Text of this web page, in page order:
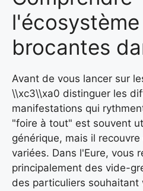
brocantes
Avant de vous lancer sur
\\xc3\\xa0 distinguer les
manifestations qui
"foire à tout" est souvent
générique, mais il
variées. Dans l'Eure, vous
principalement des vide-
des particuliers